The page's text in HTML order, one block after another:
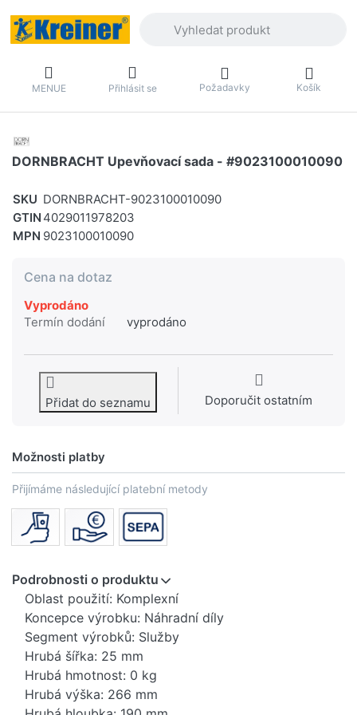
MENUE Přihlásit se Požadavky Košík
DORNBRACHT Upevňovací sada - #9023100010090
SKU DORNBRACHT-9023100010090
GTIN 4029011978203
MPN 9023100010090
Cena na dotaz
Vyprodáno
Termín dodání
vyprodáno
Přidat do seznamu Doporučit ostatním
Možnosti platby
Přijímáme následující platební metody
Podrobnosti o produktu
Oblast použití: Komplexní
Koncepce výrobku: Náhradní díly
Segment výrobků: Služby
Hrubá šířka: 25 mm
Hrubá hmotnost: 0 kg
Hrubá výška: 266 mm